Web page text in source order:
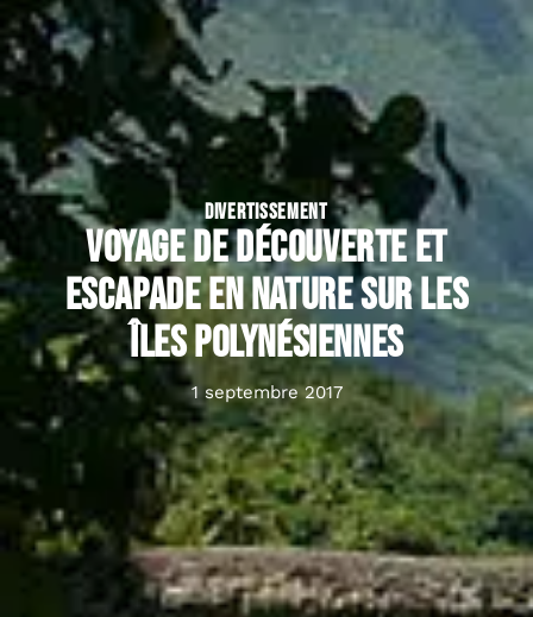
DIVERTISSEMENT
Voyage de découverte et
escapade en nature sur les
îles polynésiennes
1 septembre 2017